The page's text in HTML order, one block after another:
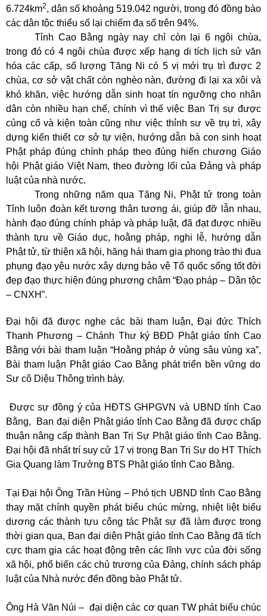
6.724km2, dân số khoảng 519.042 người, trong đó đồng bào
các dân tộc thiểu số lại chiếm đa số trên 94%.
Tỉnh Cao Bằng ngày nay chỉ còn lại 6 ngôi chùa,
trong đó có 4 ngôi chùa được xếp hạng di tích lịch sử văn
hóa các cấp, số lượng Tăng Ni có 5 vị mới trụ trì được 2
chùa, cơ sở vật chất còn nghèo nàn, đường đi lại xa xôi và
khó khăn, việc hướng dẫn sinh hoạt tín ngưỡng cho nhân
dân còn nhiều hạn chế, chính vì thế việc Ban Trị sự được
củng cố và kiện toàn cũng như việc thỉnh sư về trụ trì, xây
dựng kiến thiết cơ sở tự viện, hướng dẫn bà con sinh hoạt
Phật pháp đúng chính pháp theo đúng hiến chương Giáo
hội Phật giáo Việt Nam, theo đường lối của Đảng và pháp
luật của nhà nước.
Trong những năm qua Tăng Ni, Phật tử trong toàn
Tỉnh luôn đoàn kết tương thân tương ái, giúp đỡ lẫn nhau,
hành đạo đúng chính pháp và pháp luật, đã đạt được nhiều
thành tựu về Giáo dục, hoằng pháp, nghi lễ, hướng dẫn
Phật tử, từ thiện xã hội, hăng hái tham gia phong trào thi đua
phụng đạo yêu nước xây dựng bảo vệ Tổ quốc sống tốt đời
đẹp đạo thực hiện đúng phương châm “Đạo pháp – Dân tộc
– CNXH”.
Đại hội đã được nghe các bài tham luận, Đại đức Thích
Thanh Phương – Chánh Thư ký BĐD Phật giáo tỉnh Cao
Bằng với bài tham luận “Hoằng pháp ở vùng sâu vùng xa”,
Bài tham luận Phật giáo Cao Bằng phát triển bền vững do
Sư cô Diệu Thông trình bày.
Được sự đồng ý của HĐTS GHPGVN và UBND tỉnh Cao
Bằng, Ban đại diện Phật giáo tỉnh Cao Bằng đã được chấp
thuận nâng cấp thành Ban Trị Sự Phật giáo tỉnh Cao Bằng.
Đại hội đã nhất trí suy cử 17 vị trong Ban Trị Sự do HT Thích
Gia Quang làm Trưởng BTS Phật giáo tỉnh Cao Bằng.
Tại Đại hội Ông Trần Hùng – Phó tịch UBND tỉnh Cao Bằng
thay mặt chính quyền phát biểu chúc mừng, nhiệt liệt biểu
dương các thành tựu công tác Phật sự đã làm được trong
thời gian qua, Ban đại diện Phật giáo tỉnh Cao Bằng đã tích
cực tham gia các hoạt động trên các lĩnh vực của đời sống
xã hội, phổ biến các chủ trương của Đảng, chính sách pháp
luật của Nhà nước đến đồng bào Phật tử.
Ông Hà Văn Núi – đại diện các cơ quan TW phát biểu chúc